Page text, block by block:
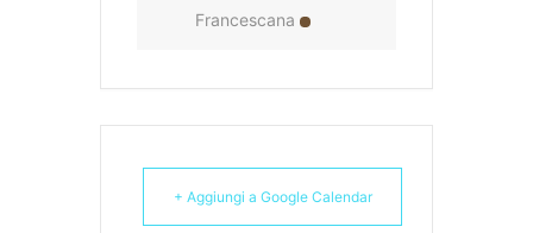
Francescana
+ Aggiungi a Google Calendar